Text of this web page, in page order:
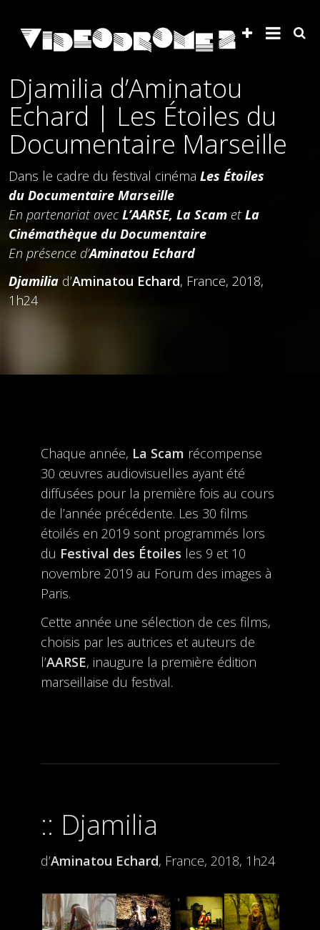
Djamilia d’Aminatou
Echard | Les Étoiles du
Documentaire Marseille
Dans le cadre du festival cinéma Les Étoiles
du Documentaire Marseille
En partenariat avec L’AARSE, La Scam et La
Cinémathèque du Documentaire
En présence d’Aminatou Echard
Djamilia d’Aminatou Echard, France, 2018,
1h24
Chaque année, La Scam récompense
30 œuvres audiovisuelles ayant été
diffusées pour la première fois au cours
de l’année précédente. Les 30 films
étoilés en 2019 sont programmés lors
du Festival des Étoiles les 9 et 10
novembre 2019 au Forum des images à
Paris.
Cette année une sélection de ces films,
choisis par les autrices et auteurs de
l’AARSE, inaugure la première édition
marseillaise du festival.
Djamilia
d’Aminatou Echard, France, 2018, 1h24